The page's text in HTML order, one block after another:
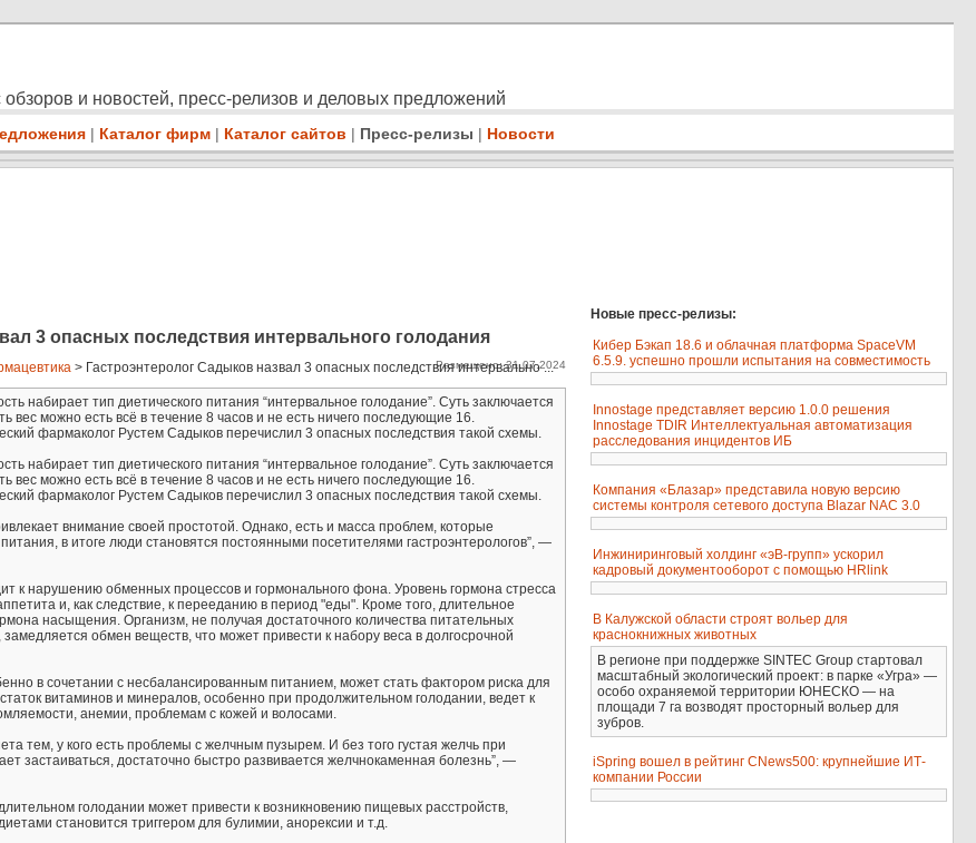
и новостей, пресс-релизов и деловых предложений
| Каталог фирм | Каталог сайтов | Пресс-релизы | Новости
3 опасных последствия интервального голодания
> Гастроэнтеролог Садыков назвал 3 опасных последствия интервально ...
Размещено: 31.07.2024
набирает тип диетического питания “интервальное голодание”. Суть заключается
вес можно есть всё в течение 8 часов и не есть ничего последующие 16.
фармаколог Рустем Садыков перечислил 3 опасных последствия такой схемы.
набирает тип диетического питания “интервальное голодание”. Суть заключается
вес можно есть всё в течение 8 часов и не есть ничего последующие 16.
фармаколог Рустем Садыков перечислил 3 опасных последствия такой схемы.
внимание своей простотой. Однако, есть и масса проблем, которые
в итоге люди становятся постоянными посетителями гастроэнтерологов”, —
к нарушению обменных процессов и гормонального фона. Уровень гормона стресса
и, как следствие, к перееданию в период "еды". Кроме того, длительное
насыщения. Организм, не получая достаточного количества питательных
обмен веществ, что может привести к набору веса в долгосрочной
в сочетании с несбалансированным питанием, может стать фактором риска для
витаминов и минералов, особенно при продолжительном голодании, ведет к
анемии, проблемам с кожей и волосами.
тем, у кого есть проблемы с желчным пузырем. И без того густая желчь при
застаиваться, достаточно быстро развивается желчнокаменная болезнь”, —
голодании может привести к возникновению пищевых расстройств,
становится триггером для булимии, анорексии и т.д.
Новые пресс-релизы:
Кибер Бэкап 18.6 и облачная платформа SpaceVM
6.5.9. успешно прошли испытания на совместимость
Innostage представляет версию 1.0.0 решения
Innostage TDIR Интеллектуальная автоматизация
расследования инцидентов ИБ
Компания «Блазар» представила новую версию
системы контроля сетевого доступа Blazar NAC 3.0
Инжиниринговый холдинг «эВ-групп» ускорил
кадровый документооборот с помощью HRlink
В Калужской области строят вольер для
краснокнижных животных
В регионе при поддержке SINTEC Group стартовал
масштабный экологический проект: в парке «Угра» —
особо охраняемой территории ЮНЕСКО — на
площади 7 га возводят просторный вольер для
зубров.
iSpring вошел в рейтинг CNews500: крупнейшие ИТ-
компании России